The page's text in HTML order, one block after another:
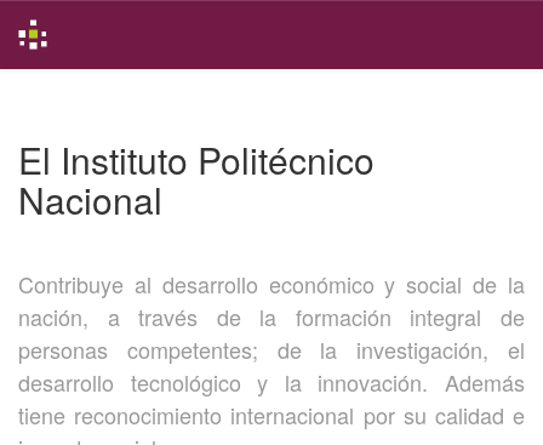
El Instituto Politécnico
Nacional
Contribuye al desarrollo económico y social de la
nación, a través de la formación integral de
personas competentes; de la investigación, el
desarrollo tecnológico y la innovación. Además
tiene reconocimiento internacional por su calidad e